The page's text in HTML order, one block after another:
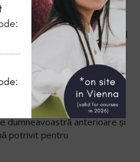
specială: dorim să
în care puteți învăța cel
cu dumneavoastră - cu
gratuit
dovedit cu
12 nivelurial
pentru Limbi (CECR).
detaliat, scris și oral,
dumneavoastră anterioare și
potrivit pentru